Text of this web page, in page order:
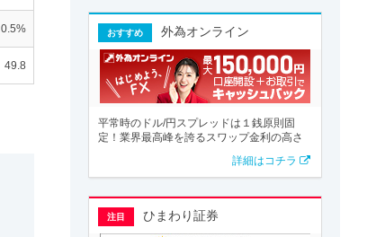
0.5%
49.8
おすすめ 外為オンライン
平常時のドル/円スプレッドは１銭原則固
定！業界最高峰を誇るスワップ金利の高さ
詳細はコチラ
注目 ひまわり証券